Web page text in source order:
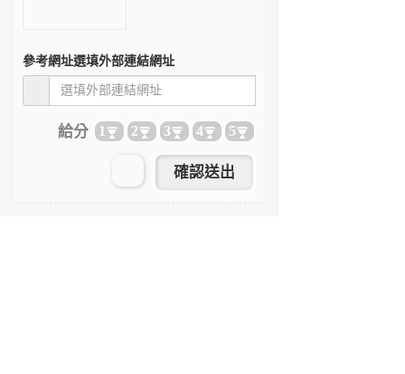
參考網址選填外部連結網址
給分 1 2 3 4 5